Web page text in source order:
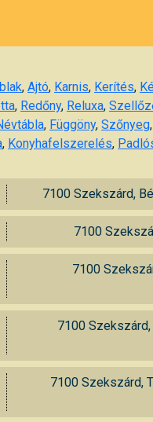
, Ajtó, Karnis, Kerítés,
, Redőny, Reluxa,
, Függöny, Szőnyeg,
, Konyhafelszerelés,
7100 Szekszárd,
7100
7100
7100
7100 Szekszárd,